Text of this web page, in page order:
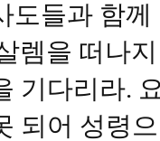
도들과 함
렘을 떠나
기다리라.
되어 성령